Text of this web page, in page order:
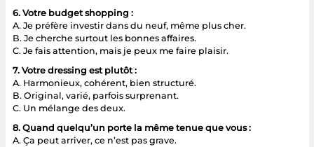
6. Votre budget shopping :
A. Je préfère investir dans du neuf, même plus cher.
B. Je cherche surtout les bonnes affaires.
C. Je fais attention, mais je peux me faire plaisir.
7. Votre dressing est plutôt :
A. Harmonieux, cohérent, bien structuré.
B. Original, varié, parfois surprenant.
C. Un mélange des deux.
8. Quand quelqu’un porte la même tenue que vous :
A. Ça peut arriver, ce n’est pas grave.